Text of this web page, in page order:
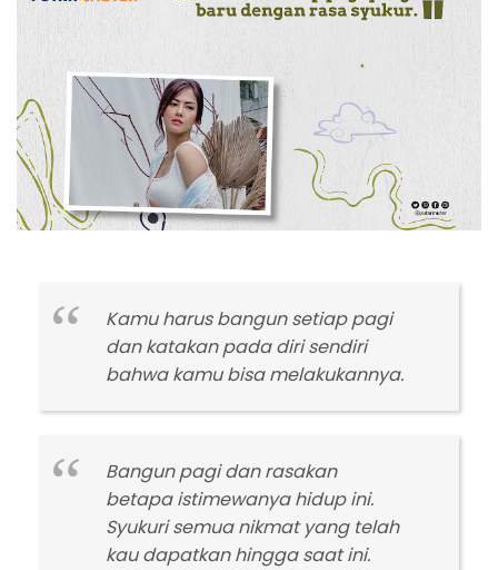
Kamu harus bangun setiap pagi
dan katakan pada diri sendiri
bahwa kamu bisa melakukannya.
Bangun pagi dan rasakan
betapa istimewanya hidup ini.
Syukuri semua nikmat yang telah
kau dapatkan hingga saat ini.